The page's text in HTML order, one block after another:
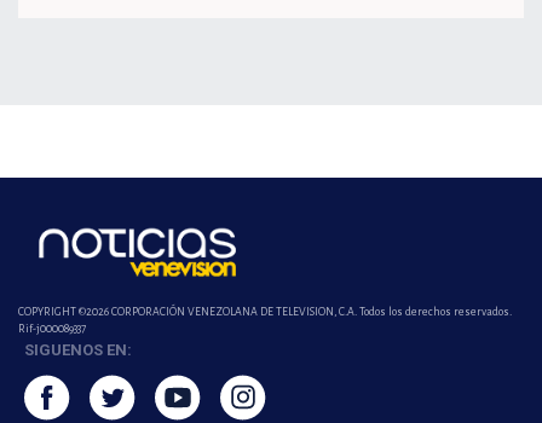
COPYRIGHT ©2026 CORPORACIÓN VENEZOLANA DE TELEVISION, C.A. Todos los derechos reservados.
Rif-j000089337
SIGUENOS EN: